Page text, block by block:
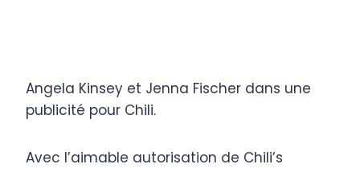
Angela Kinsey et Jenna Fischer dans une
publicité pour Chili.
Avec l’aimable autorisation de Chili’s